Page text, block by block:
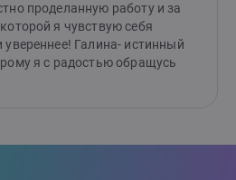
проделанную работу и за
я чувствую себя
увереннее! Галина- истинный
я с радостью обращусь